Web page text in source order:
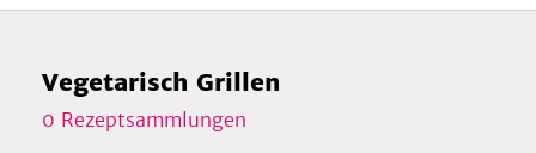
Vegetarisch Grillen
0 Rezeptsammlungen